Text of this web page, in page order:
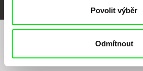
Povolit výběr
Odmítnout
Chcete být pravidelně
filmovém